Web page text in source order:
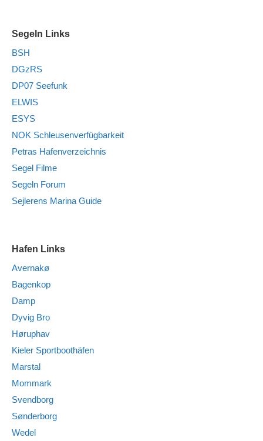
Segeln Links
BSH
DGzRS
DP07 Seefunk
ELWIS
ESYS
NOK Schleusenverfügbarkeit
Petras Hafenverzeichnis
Segel Filme
Segeln Forum
Sejlerens Marina Guide
Hafen Links
Avernakø
Bagenkop
Damp
Dyvig Bro
Høruphav
Kieler Sportboothäfen
Marstal
Mommark
Svendborg
Sønderborg
Wedel